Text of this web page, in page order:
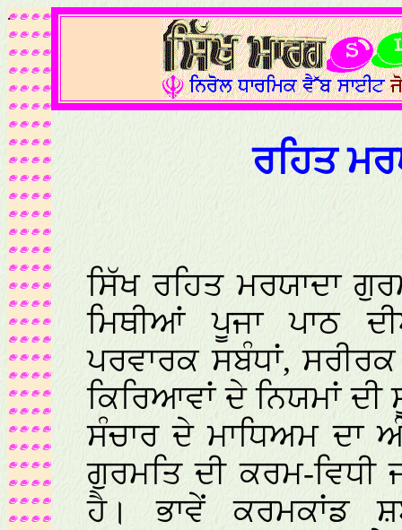
.
ਰਹਿਤ
ਸਿੱਖ ਰਹਿਤ ਮਰਯਾਦਾ
ਮਿਥੀਆਂ ਪੂਜਾ ਪਾਠ
ਪਰਵਾਰਕ ਸਬੰਧਾਂ,
ਕਿਰਿਆਵਾਂ ਦੇ ਨਿਯਮਾਂ ਦੀ
ਸੰਚਾਰ ਦੇ ਮਾਧਿਅਮ ਦਾ
ਗੁਰਮਤਿ ਦੀ ਕਰਮ-
ਹੈ। ਭਾਵੇਂ ਕਰਮਕਾਂਡ